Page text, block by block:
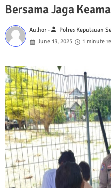
Bersama Jaga
Author -person Polres Kepulauan
June 13, 2025
1 minute